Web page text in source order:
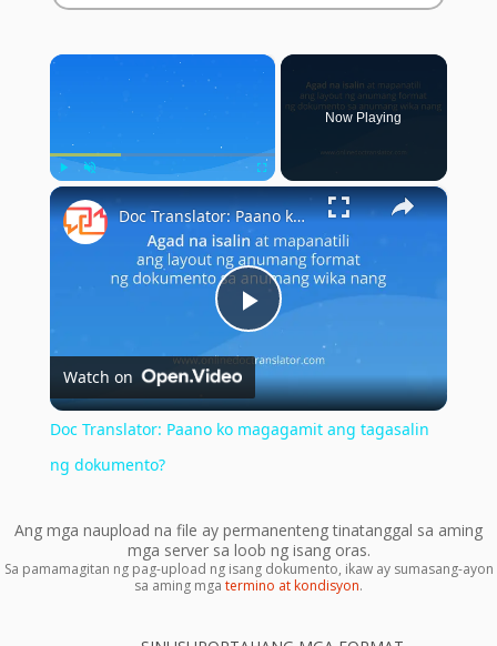
×
Play Unmute Fullscreen
Now Playing
×
Play
Video
Doc Translator: Paano ko magagamit ang tagasalin ng dokumento?
Watch on
Doc Translator: Paano ko magagamit ang tagasalin
ng dokumento?
Ang mga naupload na file ay permanenteng tinatanggal sa aming
mga server sa loob ng isang oras.
Sa pamamagitan ng pag-upload ng isang dokumento, ikaw ay sumasang-ayon
sa aming mga termino at kondisyon.